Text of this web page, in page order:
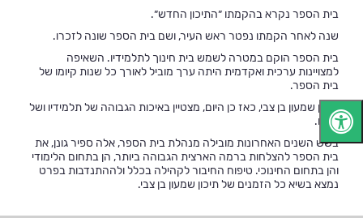
בית הספר נקרא בהקמתו ״התיכון החדש״.
שנה לאחר הקמתו נפטר ראש העיר, ושם בית הספר שונה לזכרו.
בית הספר הוקם במטרה לשמש בית חינוך לתלמידיו. השאיפה
למצויינות ערכית ואקדמית היתה ערך מוביל לאורך כל שנות קיומו של
בית הספר.
תיכון שמעון בן צבי, כאז כן היום, מצטיין באיכות הגבוהה של תלמידיו ושל
מוריו.
בשש השנים האחרונות מובילה מנהלת בית הספר, אלה ספיר גונן, את
בית הספר להצלחות ברמה הארצית הגבוהה ביותר, הן בתחום הלימודי
והן בתחום החינוכי. טיפוח החיבור לקהילה בכלל ולההתנדבות בפרט
נמצא בשיא כל הזמנים של תיכון שמעון בן צבי.